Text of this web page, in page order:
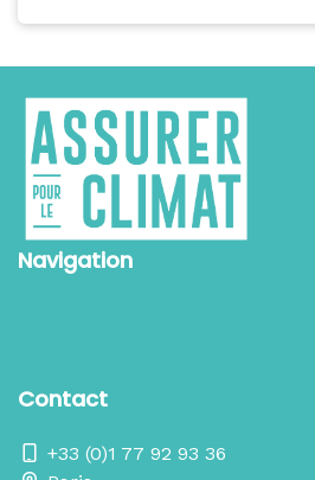
Navigation
Contact
+33 (0)1 77 92 93 36